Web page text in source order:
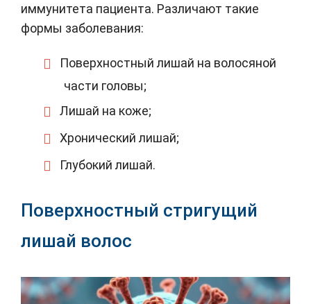
иммунитета пациента. Различают такие
формы заболевания:
Поверхностный лишай на волосяной
части головы;
Лишай на коже;
Хронический лишай;
Глубокий лишай.
Поверхностный стригущий
лишай волос